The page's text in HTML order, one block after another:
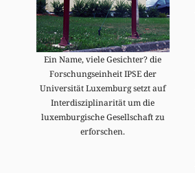
Ein Name, viele Gesichter? die
Forschungseinheit IPSE der
Universität Luxemburg setzt auf
Interdisziplinarität um die
luxemburgische Gesellschaft zu
erforschen.